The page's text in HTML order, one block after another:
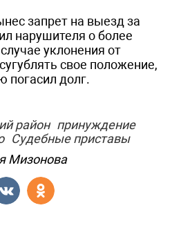
запрет на выезд за
нарушителя о более
уклонения от
свое положение,
погасил долг.
район принуждение
Судебные приставы
Мизонова